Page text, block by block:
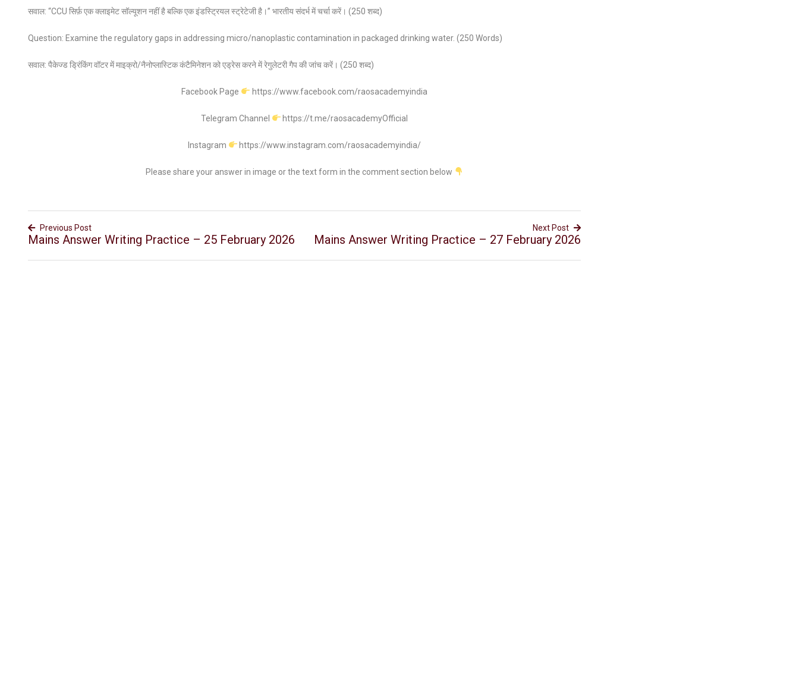
सवाल: “CCU सिर्फ़ एक क्लाइमेट सॉल्यूशन नहीं है बल्कि एक इंडस्ट्रियल स्ट्रेटेजी है।” भारतीय संदर्भ में चर्चा करें। (250 शब्द)
Question: Examine the regulatory gaps in addressing micro/nanoplastic contamination in packaged drinking water. (250 Words)
सवाल: पैकेज्ड ड्रिंकिंग वॉटर में माइक्रो/नैनोप्लास्टिक कंटैमिनेशन को एड्रेस करने में रेगुलेटरी गैप की जांच करें। (250 शब्द)
Facebook Page https://www.facebook.com/raosacademyindia
Telegram Channel https://t.me/raosacademyOfficial
Instagram https://www.instagram.com/raosacademyindia/
Please share your answer in image or the text form in the comment section below
Previous Post
Mains Answer Writing Practice – 25 February 2026
Next Post
Mains Answer Writing Practice – 27 February 2026